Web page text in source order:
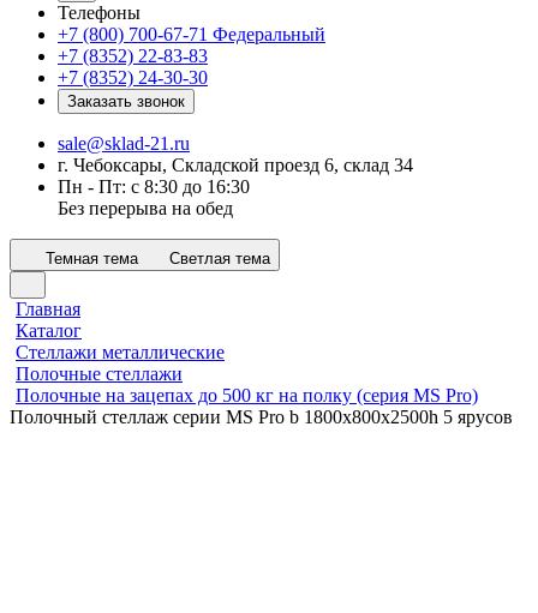
Телефоны
+7 (800) 700-67-71 Федеральный
+7 (8352) 22-83-83
+7 (8352) 24-30-30
Заказать звонок
sale@sklad-21.ru
г. Чебоксары, Складской проезд 6, склад 34
Пн - Пт: с 8:30 до 16:30
Без перерыва на обед
Темная тема Светлая тема
Главная
Каталог
Стеллажи металлические
Полочные стеллажи
Полочные на зацепах до 500 кг на полку (серия MS Pro)
Полочный стеллаж серии MS Pro b 1800x800х2500h 5 ярусов